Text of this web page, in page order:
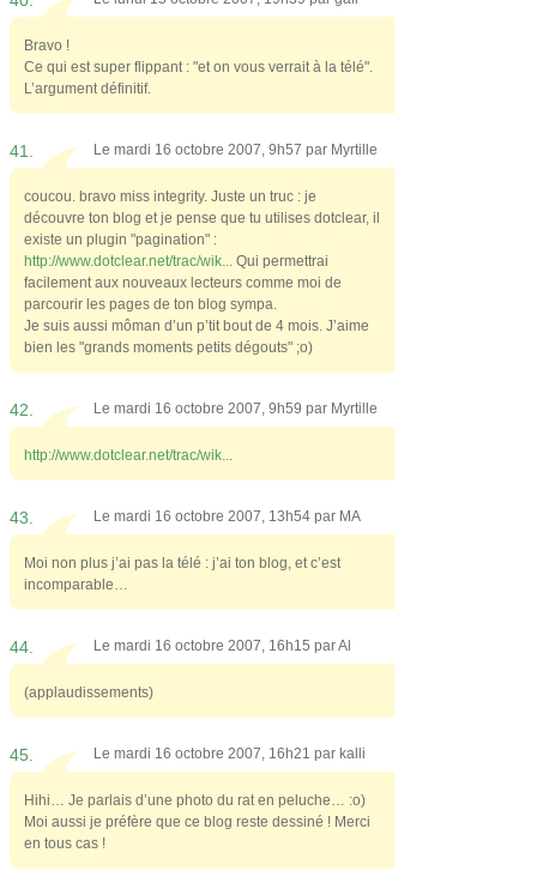
Bravo !
Ce qui est super flippant : "et on vous verrait à la télé".
L’argument définitif.
41. Le mardi 16 octobre 2007, 9h57 par Myrtille
coucou. bravo miss integrity. Juste un truc : je
découvre ton blog et je pense que tu utilises dotclear, il
existe un plugin "pagination" :
http://www.dotclear.net/trac/wik... Qui permettrai
facilement aux nouveaux lecteurs comme moi de
parcourir les pages de ton blog sympa.
Je suis aussi môman d’un p’tit bout de 4 mois. J’aime
bien les "grands moments petits dégouts" ;o)
42. Le mardi 16 octobre 2007, 9h59 par Myrtille
http://www.dotclear.net/trac/wik...
43. Le mardi 16 octobre 2007, 13h54 par MA
Moi non plus j’ai pas la télé : j’ai ton blog, et c’est
incomparable…
44. Le mardi 16 octobre 2007, 16h15 parAl
(applaudissements)
45. Le mardi 16 octobre 2007, 16h21 par kalli
Hihi… Je parlais d’une photo du rat en peluche… :o)
Moi aussi je préfère que ce blog reste dessiné ! Merci
en tous cas !